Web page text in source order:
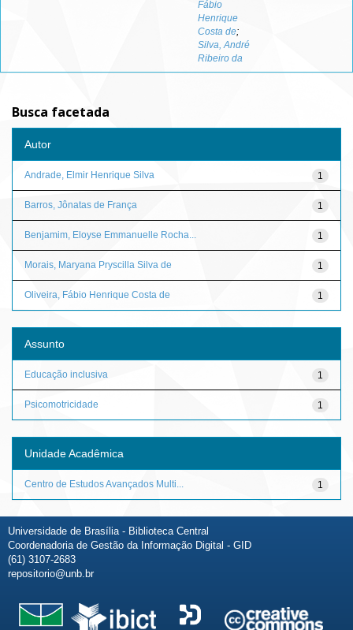
Fábio
Henrique
Costa de;
Silva, André
Ribeiro da
Busca facetada
Autor
1
Andrade, Elmir Henrique Silva
1
Barros, Jônatas de França
1
Benjamim, Eloyse Emmanuelle Rocha...
1
Morais, Maryana Pryscilla Silva de
1
Oliveira, Fábio Henrique Costa de
Assunto
1
Educação inclusiva
1
Psicomotricidade
Unidade Acadêmica
1
Centro de Estudos Avançados Multi...
Universidade de Brasília - Biblioteca Central
Coordenadoria de Gestão da Informação Digital - GID
(61) 3107-2683
repositorio@unb.br